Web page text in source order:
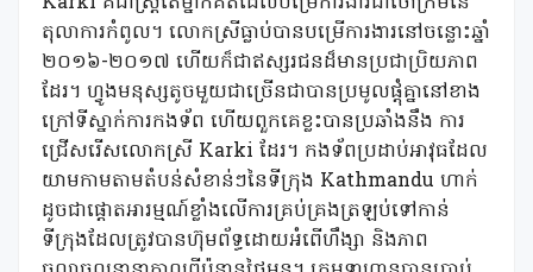
តុលាការកំពូល។ លោកស្រីធ្លាប់បានបម្រើការងារនៅចន្លោះឆ្នាំ
២០១៦-២០១៧ ហើយក៏ជាឥស្សរជនដ៏មានប្រជាប្រិយភាព
ដែរ។ ហ្វូងមនុស្សតូចមួយជាច្រើនជាបានប្រមូលផ្តុំគ្នានៅខាង
ក្រៅទីស្នាក់ការកងទ័ព ហើយពួកគេខ្លះបានប្រឆាំងនឹង ការ
ជ្រើសរើសលោកស្រី Karki ដែរ។ កងទ័ពប្រដាប់អាវុធដែល
យាមកាមតាមតំបន់សំខាន់ៗនៃទីក្រុង Kathmandu ហាក់
ដូចជាផ្តោតអារម្មណ៍ខ្លាំងលើការគ្រប់គ្រងត្រឡប់ទៅកាន់
ទីក្រុងដែលត្រូវបានហ៊ុមព័ទ្ធដោយអំពើហឹង្សា និងភាព